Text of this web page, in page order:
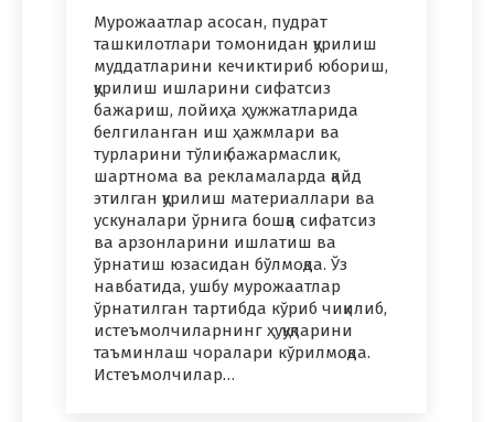
Мурожаатлар асосан, пудрат
ташкилотлари томонидан қурилиш
муддатларини кечиктириб юбориш,
қурилиш ишларини сифатсиз
бажариш, лойиҳа ҳужжатларида
белгиланган иш ҳажмлари ва
турларини тўлиқ бажармаслик,
шартнома ва рекламаларда қайд
этилган қурилиш материаллари ва
ускуналари ўрнига бошқа сифатсиз
ва арзонларини ишлатиш ва
ўрнатиш юзасидан бўлмоқда. Ўз
навбатида, ушбу мурожаатлар
ўрнатилган тартибда кўриб чиқилиб,
истеъмолчиларнинг ҳуқуқларини
таъминлаш чоралари кўрилмоқда.
Истеъмолчилар…